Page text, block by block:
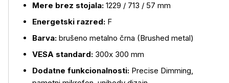
Mere brez stojala: 1229 / 713 / 57 mm
Energetski razred: F
Barva: brušeno metalno črna (Brushed metal)
VESA standard: 300x 300 mm
Dodatne funkcionalnosti: Precise Dimming,